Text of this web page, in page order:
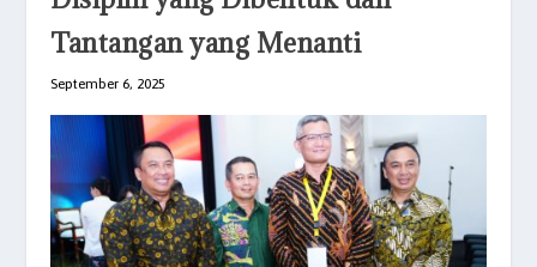
Tantangan yang Menanti
September 6, 2025